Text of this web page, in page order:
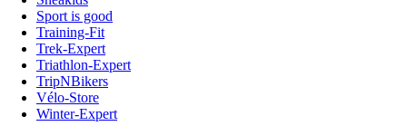
Sport is good
Training-Fit
Trek-Expert
Triathlon-Expert
TripNBikers
Vélo-Store
Winter-Expert